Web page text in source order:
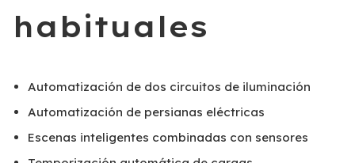
habituales
Automatización de dos circuitos de iluminación
Automatización de persianas eléctricas
Escenas inteligentes combinadas con sensores